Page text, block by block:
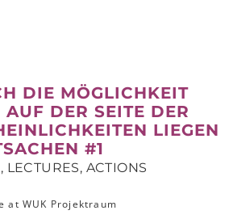
DIE MÖGLICHKEIT
AUF DER SEITE DER
LIEGEN
#1
LECTURES, ACTIONS
at WUK Projektraum